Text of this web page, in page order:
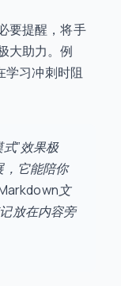
要提醒，将手
大助力。例
学习冲刺时阻
”效果极
它能陪你
文
放在内容旁